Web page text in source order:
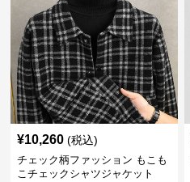
¥10,260 (税込)
チェック柄ファッション もこも
こチェックシャツジャケット